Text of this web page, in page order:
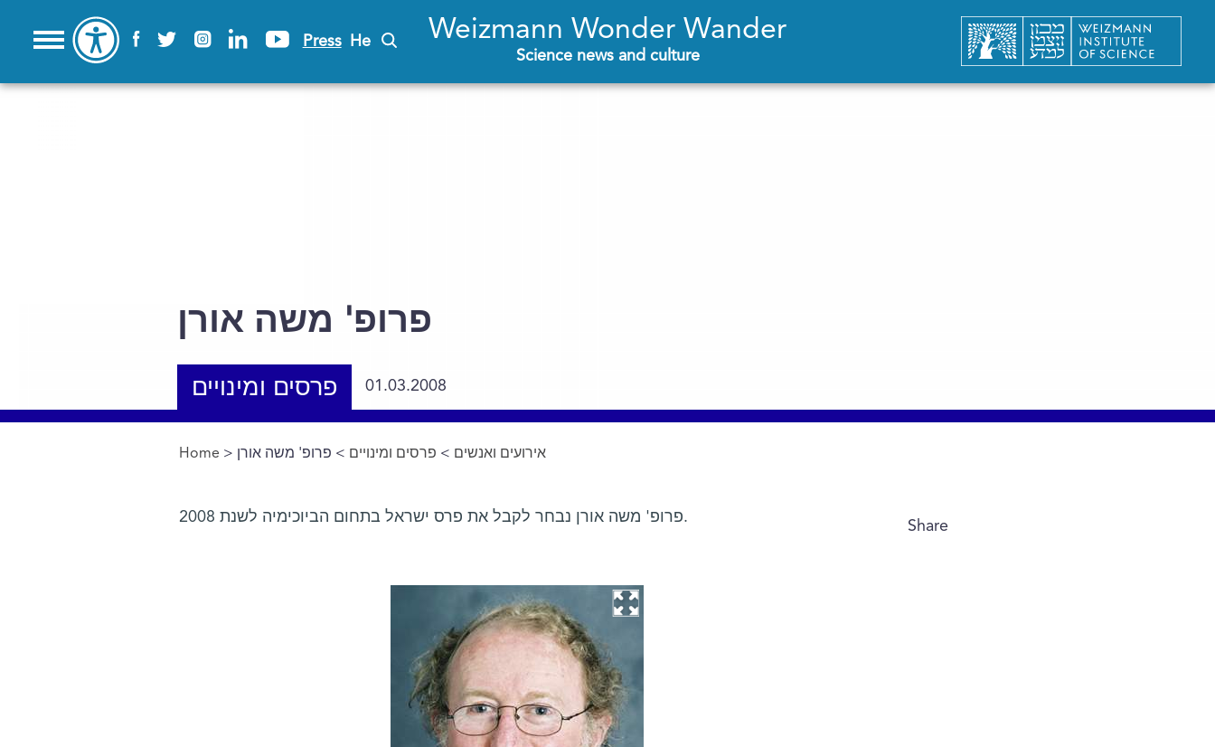
Press He Weizmann Wonder Wander
Science news and culture
פרופ' משה אורן
פרסים ומינויים 01.03.2008
You are here
Home > אירועים ואנשים > פרסים ומינויים > פרופ' משה אורן
Share
פרופ' משה אורן נבחר לקבל את פרס ישראל בתחום הביוכימיה לשנת 2008.